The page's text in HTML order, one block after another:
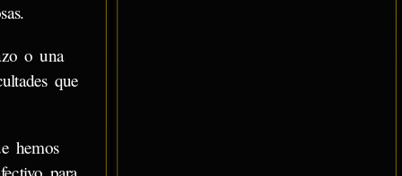
o una
que
hemos